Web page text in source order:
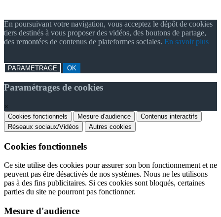
En poursuivant votre navigation, vous acceptez le dépôt de cookies
tiers destinés à vous proposer des vidéos, des boutons de partage,
des remontées de contenus de plateformes sociales. En savoir plus
PARAMETRAGE OK
Paramétrages de cookies
×
Cookies fonctionnels Mesure d'audience
Contenus interactifs
Réseaux sociaux/Vidéos
Autres cookies
Cookies fonctionnels
Ce site utilise des cookies pour assurer son bon fonctionnement et ne
peuvent pas être désactivés de nos systèmes. Nous ne les utilisons
pas à des fins publicitaires. Si ces cookies sont bloqués, certaines
parties du site ne pourront pas fonctionner.
Mesure d'audience